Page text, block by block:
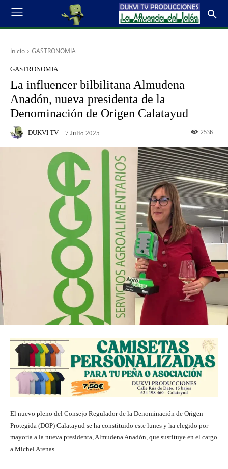
Inicio GASTRONOMIA
GASTRONOMIA
La influencer bilbilitana Almudena
Anadón, nueva presidenta de la
Denominación de Origen Calatayud
DUKVI TV 7 Julio 2025 2536
El nuevo pleno del Consejo Regulador de la Denominación de Origen
Protegida (DOP) Calatayud se ha constituido este lunes y ha elegido por
mayoría a la nueva presidenta, Almudena Anadón, que sustituye en el cargo
a Michel Arenas.